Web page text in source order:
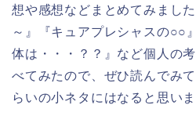
想や感想などまとめてみまし
～』『キュアプレシャスの○○
体は・・・？？』など個人の
べてみたので、ぜひ読んでみ
らいの小ネタにはなると思いま